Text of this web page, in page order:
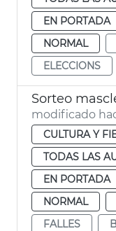
EN PORTADA
NORMAL
ELECCIONS
Sorteo
modificado
CULTURA Y
TODAS LAS
EN PORTADA
NORMAL
FALLES